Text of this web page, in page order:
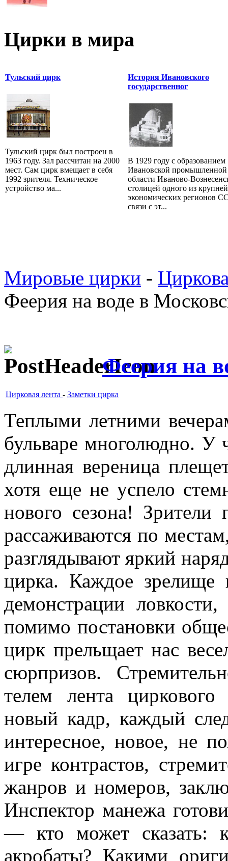
Цирки в мира
Тульский цирк
Тульский цирк был построен в
1963 году. Зал рассчитан на 2000
мест. Сам цирк вмещает в себя
1992 зрителя. Техническое
устройство ма...
История Ивановского
государственног
В 1929 году с образованием
Ивановской промышленной
области Иваново-
столицей одного из
экономических регионов
связи с эт...
Мировые цирки -
Феерия на воде в
Феерия на
Цирковая лента - Заметки цирка
Теплыми летними
буль­варе многолюдно. У
длинная вереница
хотя еще не успело
нового сезона! Зрители
рассаживаются по
разглядывают яркий
цирка. Каждое зрелище
демонстрации
помимо постановки
цирк прельщает нас
сюрпризов.
телем лента
новый кадр, каждый
интересное, новое, не
игре контрастов,
жанров и номеров,
Инспектор манежа
— кто может сказать:
акробаты? Какими